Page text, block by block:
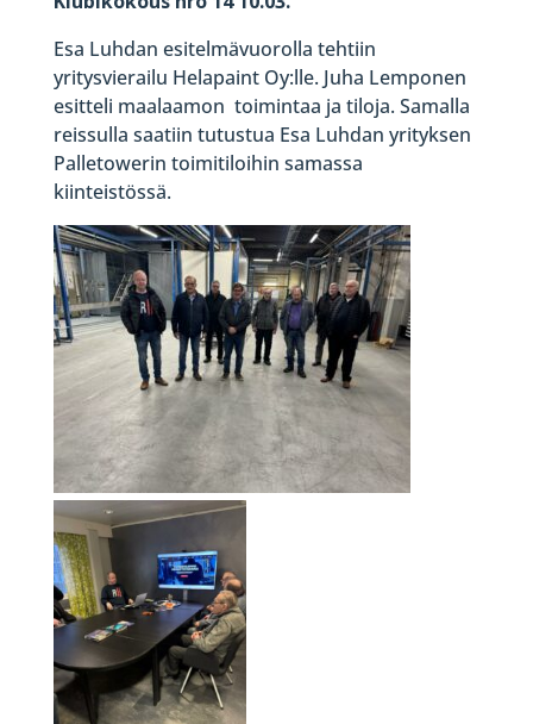
Esa Luhdan esitelmävuorolla tehtiin
yritysvierailu Helapaint Oy:lle. Juha Lemponen
esitteli maalaamon toimintaa ja tiloja. Samalla
reissulla saatiin tutustua Esa Luhdan yrityksen
Palletowerin toimitiloihin samassa
kiinteistössä.